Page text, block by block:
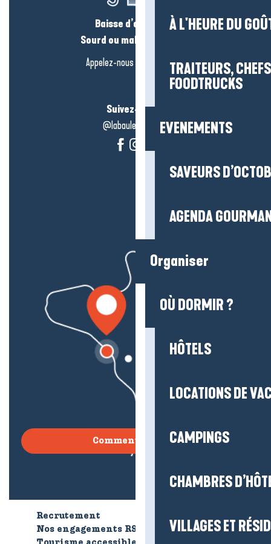
À L'HEURE DU
TRAITEURS,
FOODTRUCKS
EVENEMENTS
SAVEURS
AGENDA
Organiser
OÙ DORMIR ?
HÔTELS
LOCATIONS DE
CAMPINGS
CHAMBRES
VILLAGES ET
Baisse d’audition ?
Sourd ou malentendant ?
Appelez-nous en
cliquant-ici
Suivez-nous !
@labauleguérande
Comment venir ?
Recrutement
Nos engagements RSE